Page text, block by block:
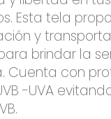
Esta tela
y
brindar la
Cuenta con
-UVA